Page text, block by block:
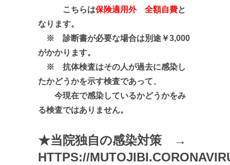
こちらは保険適用外 全額自費と
なります。
※ 診断書が必要な場合は別途￥3,000
がかかります。
※ 抗体検査はその人が過去に感染し
たかどうかを示す検査であって、
今現在で感染しているかどうかをみ
る検査ではありません。
★当院独自の感染対策 →
HTTPS://